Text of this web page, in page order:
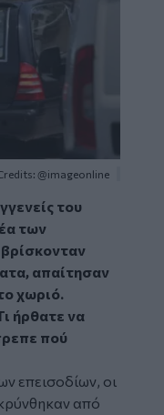
@imageonline
του
των
απαίτησαν
χωριό.
ήρθατε να
πού
επεισοδίων, οι
από